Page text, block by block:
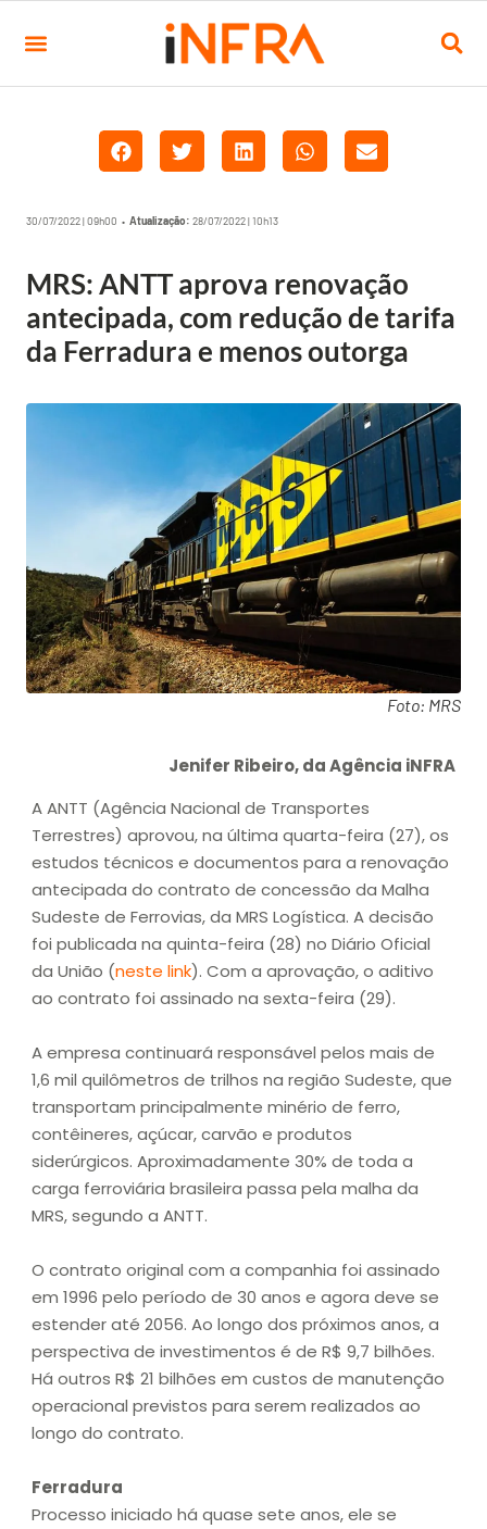
30/07/2022 | 09h00 • Atualização: 28/07/2022 | 10h13
MRS: ANTT aprova renovação
antecipada, com redução de tarifa
da Ferradura e menos outorga
Foto: MRS
Jenifer Ribeiro, da Agência iNFRA
A ANTT (Agência Nacional de Transportes
Terrestres) aprovou, na última quarta-feira (27), os
estudos técnicos e documentos para a renovação
antecipada do contrato de concessão da Malha
Sudeste de Ferrovias, da MRS Logística. A decisão
foi publicada na quinta-feira (28) no Diário Oficial
da União (neste link). Com a aprovação, o aditivo
ao contrato foi assinado na sexta-feira (29).
A empresa continuará responsável pelos mais de
1,6 mil quilômetros de trilhos na região Sudeste, que
transportam principalmente minério de ferro,
contêineres, açúcar, carvão e produtos
siderúrgicos. Aproximadamente 30% de toda a
carga ferroviária brasileira passa pela malha da
MRS, segundo a ANTT.
O contrato original com a companhia foi assinado
em 1996 pelo período de 30 anos e agora deve se
estender até 2056. Ao longo dos próximos anos, a
perspectiva de investimentos é de R$ 9,7 bilhões.
Há outros R$ 21 bilhões em custos de manutenção
operacional previstos para serem realizados ao
longo do contrato.
Ferradura
Processo iniciado há quase sete anos, ele se